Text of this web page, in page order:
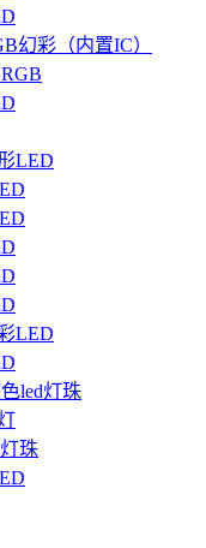
幻彩（内置IC）
LED
LED
led灯珠
珠